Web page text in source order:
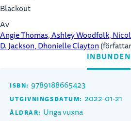
Blackout
Av
Angie Thomas, Ashley Woodfolk,
D. Jackson, Dhonielle Clayton
INBUNDEN
ISBN: 9789188665423
UTGIVNINGSDATUM: 2022-01-21
ÅLDRAR: Unga vuxna